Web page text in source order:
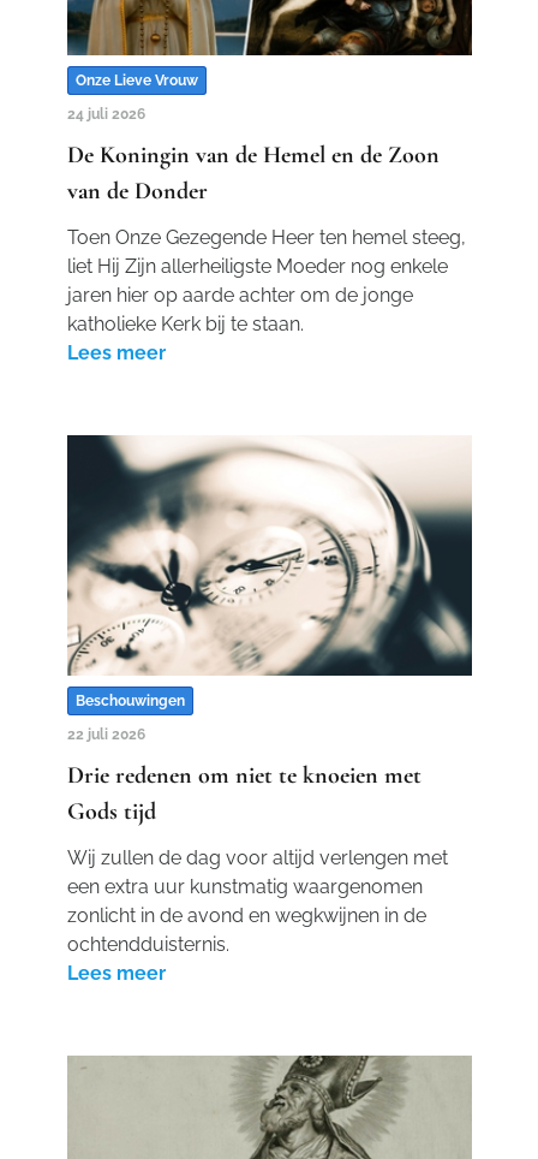
Onze Lieve Vrouw
24 juli 2026
De Koningin van de Hemel en de Zoon
van de Donder
Toen Onze Gezegende Heer ten hemel steeg,
liet Hij Zijn allerheiligste Moeder nog enkele
jaren hier op aarde achter om de jonge
katholieke Kerk bij te staan.
Lees meer
Beschouwingen
22 juli 2026
Drie redenen om niet te knoeien met
Gods tijd
Wij zullen de dag voor altijd verlengen met
een extra uur kunstmatig waargenomen
zonlicht in de avond en wegkwijnen in de
ochtendduisternis.
Lees meer